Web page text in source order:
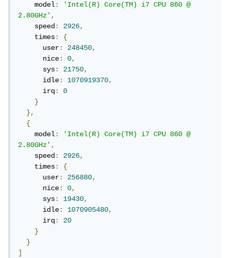
    model
:
'Intel(R) Core(TM) i7 CPU 860 @
2.80GHz',
    speed
: 2926,
    times
:
{
      user
: 248450,
      nice
: 0,
      sys
: 21750,
      idle
: 1070919370,
      irq
:
0
}
},
{
    model
:
'Intel(R) Core(TM) i7 CPU 860 @
2.80GHz',
    speed
: 2926,
    times
:
{
      user
: 256880,
      nice
: 0,
      sys
: 19430,
      idle
: 1070905480,
      irq
:
20
}
}
]